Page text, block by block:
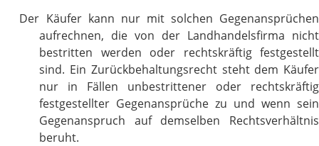
Der Käufer kann nur mit solchen Gegenansprüchen
aufrechnen, die von der Landhandelsfirma nicht
bestritten werden oder rechtskräftig festgestellt
sind. Ein Zurückbehaltungsrecht steht dem Käufer
nur in Fällen unbestrittener oder rechtskräftig
festgestellter Gegenansprüche zu und wenn sein
Gegenanspruch auf demselben Rechtsverhältnis
beruht.